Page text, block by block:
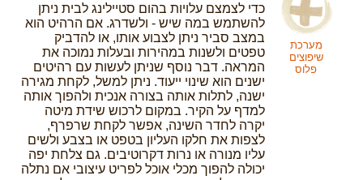
מערכת
שיפוצים
פלוס
כדי לצמצם עלויות בהום סטיילינג לבית ניתן
להשתמש במה שיש - ולשדרג. אם הרהיט הוא
במצב סביר ניתן לצבוע אותו, או להדביק
טפטים ולשנות במהירות ובעלות נמוכה את
המראה. דבר נוסף שניתן לעשות עם רהיטים
ישנים הוא שינוי ייעוד. ניתן למשל, לקחת מגירה
ישנה, לתלות אותה בצורה אנכית ולהפוך אותה
למדף על הקיר. במקום לרכוש שידת מיטה
יקרה לחדר השינה, אפשר לקחת שרפרף,
לצפות את חלקו העליון בטפט או בצבע ולשים
עליו מנורה או נרות דקרוטיבים. גם צלחת יפה
יכולה להפוך מכלי אוכל לפריט עיצובי אם נתלה